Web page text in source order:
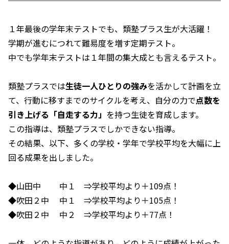
１年最後の学年末テストでも、類塾プラス生が大活躍！
学期が進むにつれて難易度を増す定期テスト。
中でも学年末テストは１年間の集大成とも言えるテスト。
類塾プラスでは生徒一人ひとりの強みを活かして計画を立
て、行動に移すまでのサイクルを考え、自分の力で点数を
引き上げる「自走する力」 を持つ生徒を育成します。
この指導は、類塾プラスでしかできない指導。
その結果、以下、多くの学校・学年で学校平均を大幅に上
回る成果を出しました。
◆山田中 中１ ⇒学校平均より＋109点！
◆吹田２中 中１ ⇒学校平均より＋105点！
◆吹田２中 中２ ⇒学校平均より＋77点！